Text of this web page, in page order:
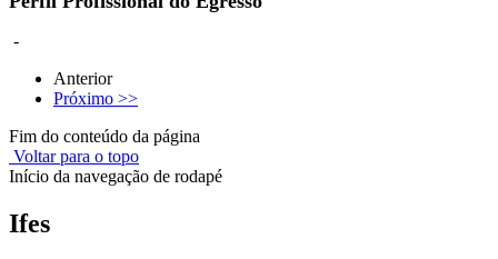
-
Anterior
Próximo >>
Fim do conteúdo da página
Voltar para o topo
Início da navegação de rodapé
Ifes